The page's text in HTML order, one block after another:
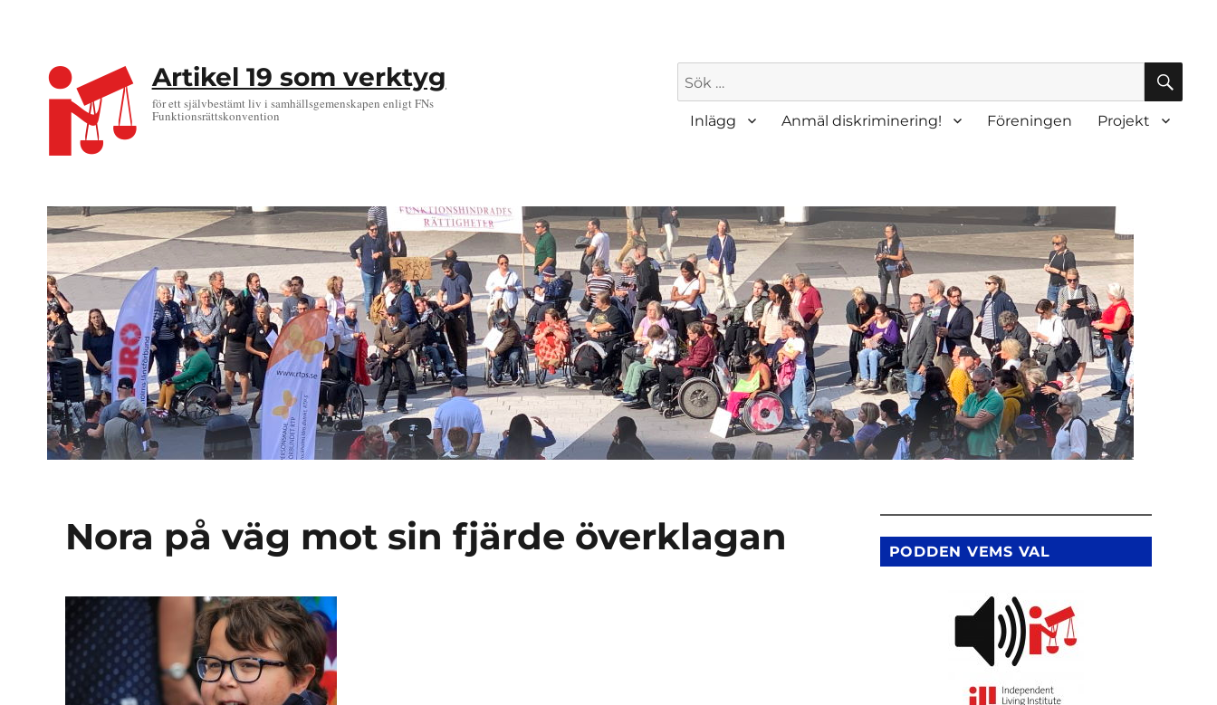
Artikel 19 som verktyg
för ett självbestämt liv i samhällsgemenskapen enligt FNs
Funktionsrättskonvention
Sök
efter:
SÖK
Inlägg Anmäl diskriminering! Föreningen Projekt
Nora på väg mot sin fjärde överklagan PODDEN VEMS VAL